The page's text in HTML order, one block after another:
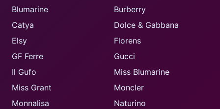
Blumarine
Burberry
Catya
Dolce & Gabbana
Elsy
Florens
GF Ferre
Gucci
Il Gufo
Miss Blumarine
Miss Grant
Moncler
Monnalisa
Naturino